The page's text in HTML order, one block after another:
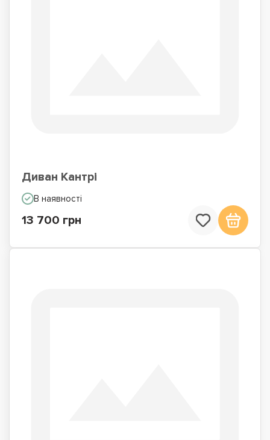
Диван Кантрі
В наявності
13 700 грн